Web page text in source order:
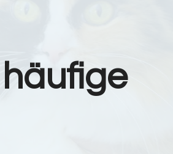
häufige